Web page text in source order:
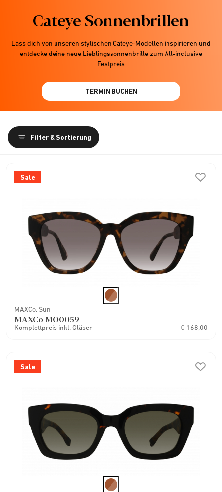
Cateye Sonnenbrillen
Lass dich von unseren stylischen Cateye-Modellen inspirieren und
entdecke deine neue Lieblingssonnenbrille zum All-inclusive
Festpreis
TERMIN BUCHEN
Filter & Sortierung
Sale
MAXCo. Sun
MAXCo MO0059
Komplettpreis inkl. Gläser € 168,00
Sale